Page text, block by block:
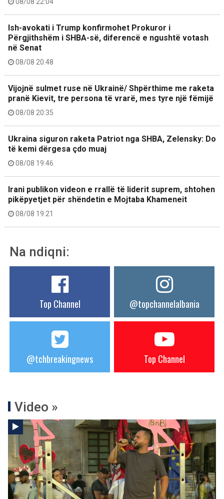
Ish-avokati i Trump konfirmohet Prokuror i
Përgjithshëm i SHBA-së, diferencë e ngushtë votash
në Senat
08/08 20:48
Vijojnë sulmet ruse në Ukrainë/ Shpërthime me raketa
pranë Kievit, tre persona të vrarë, mes tyre një fëmijë
08/08 20:35
Ukraina siguron raketa Patriot nga SHBA, Zelensky: Do
të kemi dërgesa çdo muaj
08/08 19:46
Irani publikon videon e rrallë të liderit suprem, shtohen
pikëpyetjet për shëndetin e Mojtaba Khameneit
08/08 19:21
Na ndiqni:
Top Channel @topchannelalbania
@tchbreakingnews Top Channel
Video »